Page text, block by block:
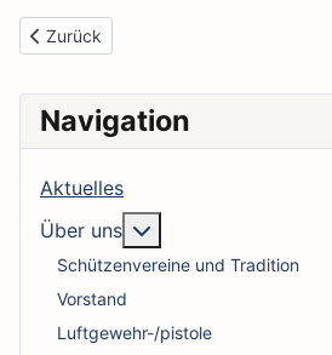
Vorheriger Beitrag: Beiträge / Kosten
Zurück
Navigation
Aktuelles
Über uns
Schützenvereine und Tradition
Vorstand
Luftgewehr-/pistole